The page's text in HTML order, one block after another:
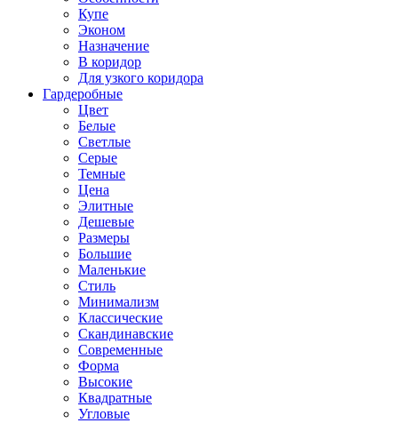
Купе
Эконом
Назначение
В коридор
Для узкого коридора
Гардеробные
Цвет
Белые
Светлые
Серые
Темные
Цена
Элитные
Дешевые
Размеры
Большие
Маленькие
Стиль
Минимализм
Классические
Скандинавские
Современные
Форма
Высокие
Квадратные
Угловые